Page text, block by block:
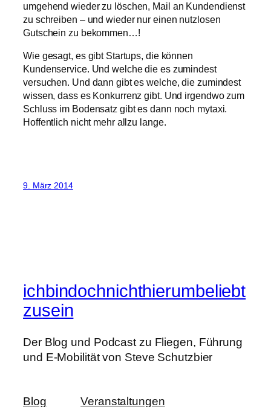
umgehend wieder zu löschen, Mail an Kundendienst
zu schreiben – und wieder nur einen nutzlosen
Gutschein zu bekommen…!
Wie gesagt, es gibt Startups, die können
Kundenservice. Und welche die es zumindest
versuchen. Und dann gibt es welche, die zumindest
wissen, dass es Konkurrenz gibt. Und irgendwo zum
Schluss im Bodensatz gibt es dann noch mytaxi.
Hoffentlich nicht mehr allzu lange.
9. März 2014
ichbindochnichthierumbeliebt
zusein
Der Blog und Podcast zu Fliegen, Führung
und E-Mobilität von Steve Schutzbier
Blog Veranstaltungen